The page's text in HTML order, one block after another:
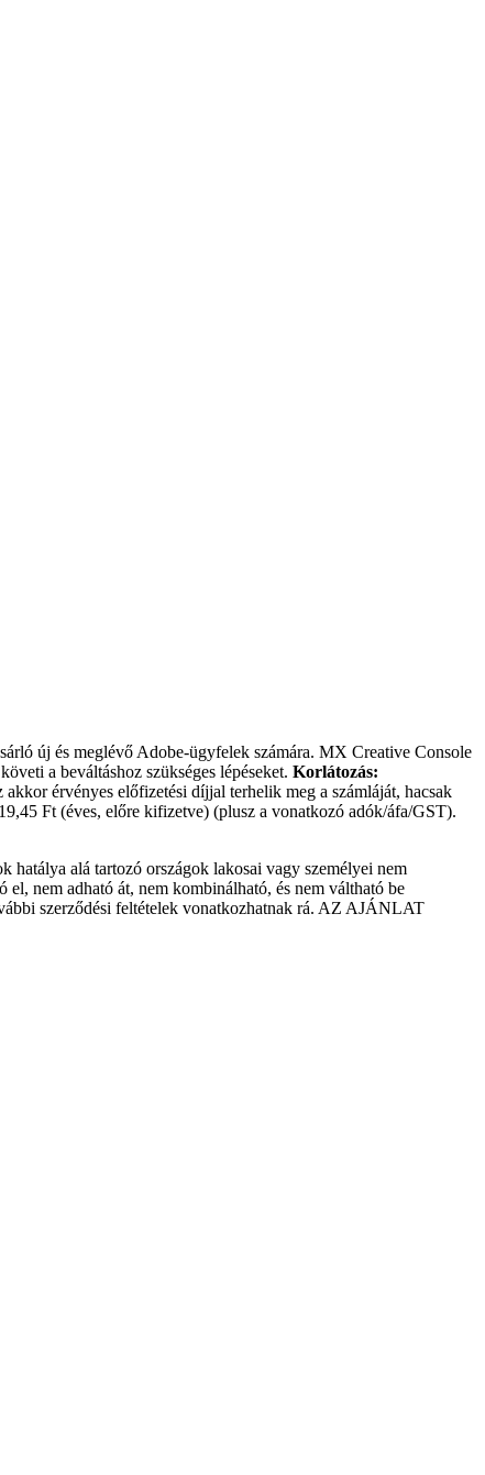
új és meglévő Adobe-ügyfelek számára. MX Creative Console
a beváltáshoz szükséges lépéseket. Korlátozás:
érvényes előfizetési díjjal terhelik meg a számláját, hacsak
Ft (éves, előre kifizetve) (plusz a vonatkozó adók/áfa/GST).
alá tartozó országok lakosai vagy személyei nem
el, nem adható át, nem kombinálható, és nem váltható be
szerződési feltételek vonatkozhatnak rá. AZ AJÁNLAT